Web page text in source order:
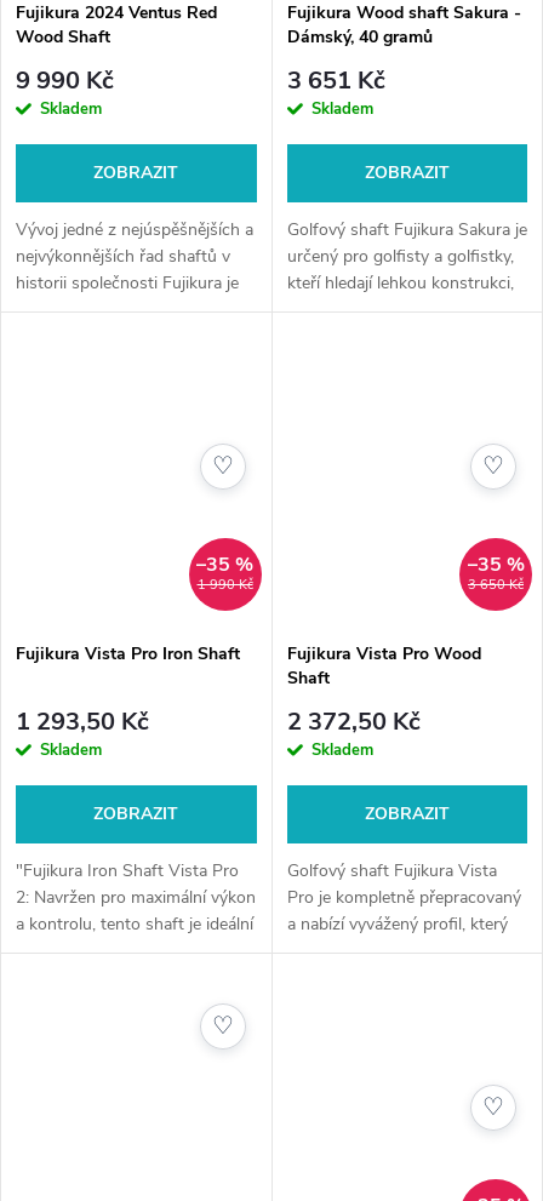
Fujikura 2024 Ventus Red
Wood Shaft
9 990 Kč
Skladem
ZOBRAZIT
Vývoj jedné z nejúspěšnějších a
nejvýkonnějších řad shaftů v
historii společnosti Fujikura je
tu, aby opět změnil hru. Zcela
Fujikura Wood shaft Sakura -
Dámský, 40 gramů
3 651 Kč
Skladem
ZOBRAZIT
Golfový shaft Fujikura Sakura je
určený pro golfisty a golfistky,
kteří hledají lehkou konstrukci,
která poskytuje hladký pocit.
1 990 Kč
–35 %
Fujikura Vista Pro Iron Shaft
1 293,50 Kč
Skladem
ZOBRAZIT
"Fujikura Iron Shaft Vista Pro
2: Navržen pro maximální výkon
a kontrolu, tento shaft je ideální
volbou pro golfisty hledající
♡
3 650 Kč
–35 %
Fujikura Vista Pro Wood
Shaft
2 372,50 Kč
Skladem
ZOBRAZIT
Golfový shaft Fujikura Vista
Pro je kompletně přepracovaný
a nabízí vyvážený profil, který
se snadno přizpůsobí každému
♡
♡
♡